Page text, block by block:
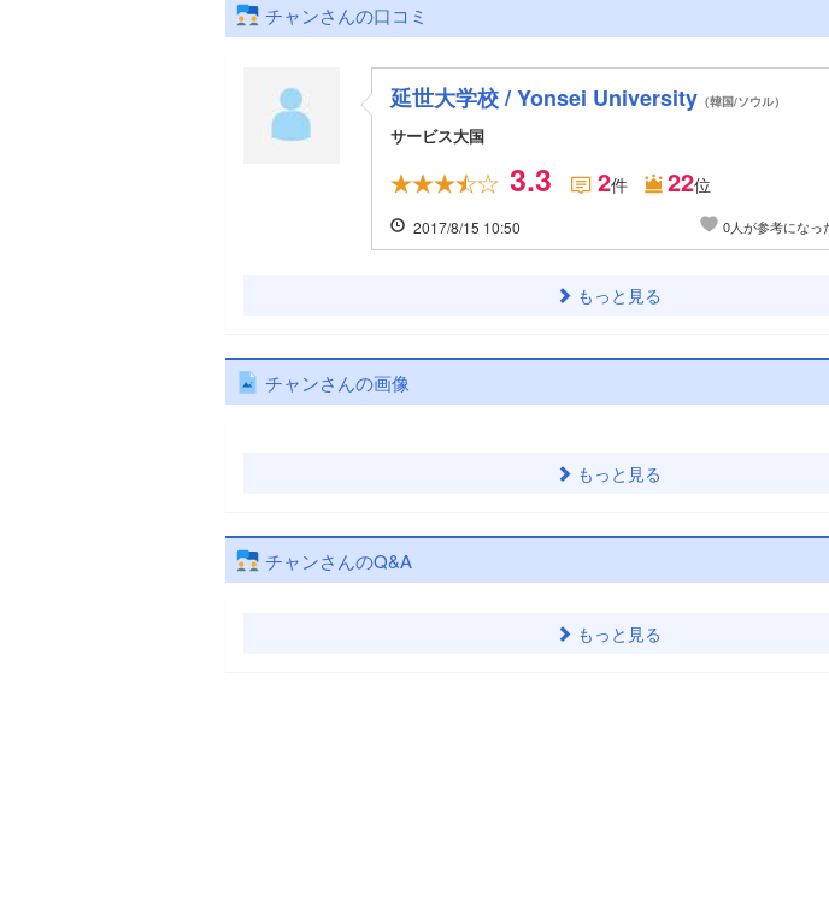
チャンさんの口コミ
延世大学校 / Yonsei University （韓国/ソウル）
サービス大国
3.3 2件 22位
2017/8/15 10:50 0人が参考になっ
もっと見る
チャンさんの画像
もっと見る
チャンさんのQ&A
もっと見る